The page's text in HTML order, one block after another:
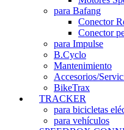
para Bafang
Conector
Conector
para Impulse
B.Cyclo
Mantenimiento
Accesorios/
BikeTrax
TRACKER
para bicicletas
para vehículos